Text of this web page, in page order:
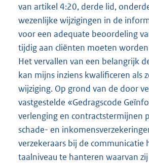
van artikel 4:20, derde lid,
wezenlijke wijzigingen in de
voor een adequate beoordeling
tijdig aan cliënten moeten
Het vervallen van een belangrijk
kan mijns inziens kwalificeren als
wijziging. Op grond van de door
vastgestelde «Gedragscode
verlenging en contractstermijnen
schade- en
verzekeraars bij de communicatie
taalniveau te hanteren waarvan